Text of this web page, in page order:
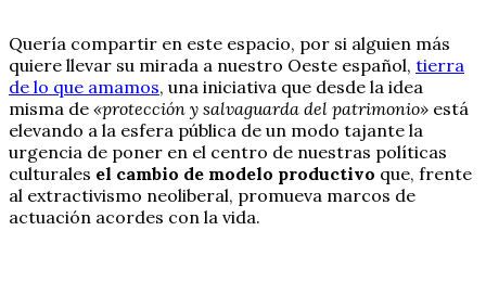
Quería compartir en este espacio, por si alguien más
quiere llevar su mirada a nuestro Oeste español, tierra
de lo que amamos, una iniciativa que desde la idea
misma de «protección y salvaguarda del patrimonio» está
elevando a la esfera pública de un modo tajante la
urgencia de poner en el centro de nuestras políticas
culturales el cambio de modelo productivo que, frente
al extractivismo neoliberal, promueva marcos de
actuación acordes con la vida.